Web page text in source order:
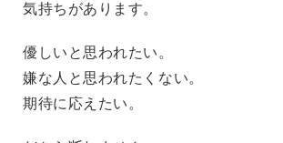
気持ちがあります。
優しいと思われたい。
嫌な人と思われたくない。
期待に応えたい。